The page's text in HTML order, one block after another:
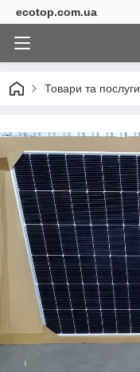
ecotop.com.ua
Товари та послуги